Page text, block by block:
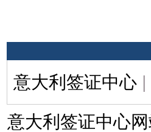
意大利签证中心 |
意大利签证中心